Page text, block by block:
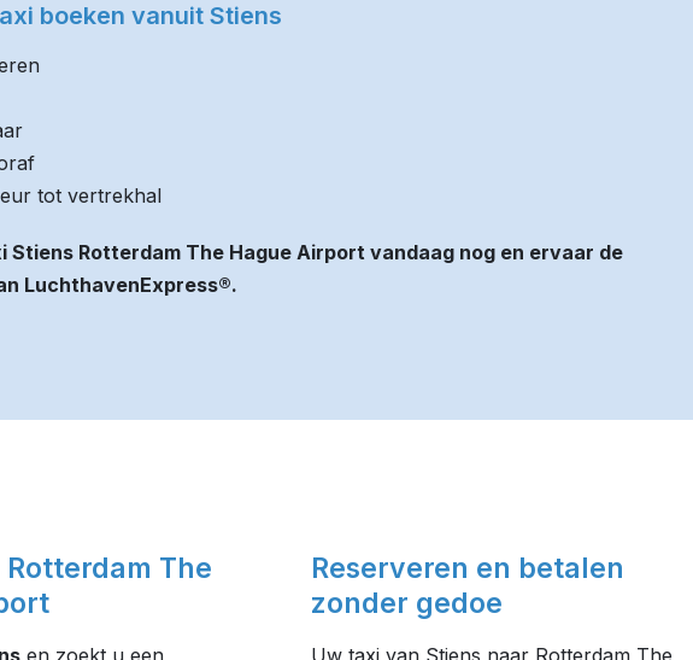
boeken vanuit Stiens
tot vertrekhal
Stiens Rotterdam The Hague Airport vandaag nog en ervaar de
LuchthavenExpress®.
Rotterdam The
en zoekt u een
Reserveren en betalen
zonder gedoe
Uw taxi van Stiens naar Rotterdam The